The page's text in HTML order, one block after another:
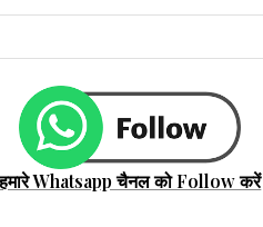
हमारे Whatsapp चैनल को Follow करें